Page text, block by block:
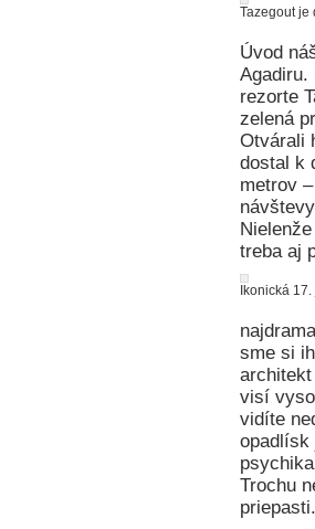
Tazegout je
Úvod
rezorte
zelená
Otvárali
dostal k
metrov
treba aj
Ikonická
sme si
visí
vidíte
opadlísk
Trochu